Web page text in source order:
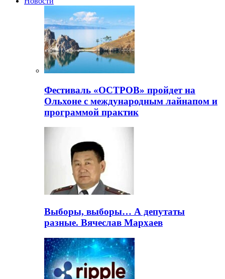
Фестиваль «ОСТРОВ» пройдет на
Ольхоне с международным лайнапом и
программой практик
Выборы, выборы… А депутаты
разные. Вячеслав Мархаев